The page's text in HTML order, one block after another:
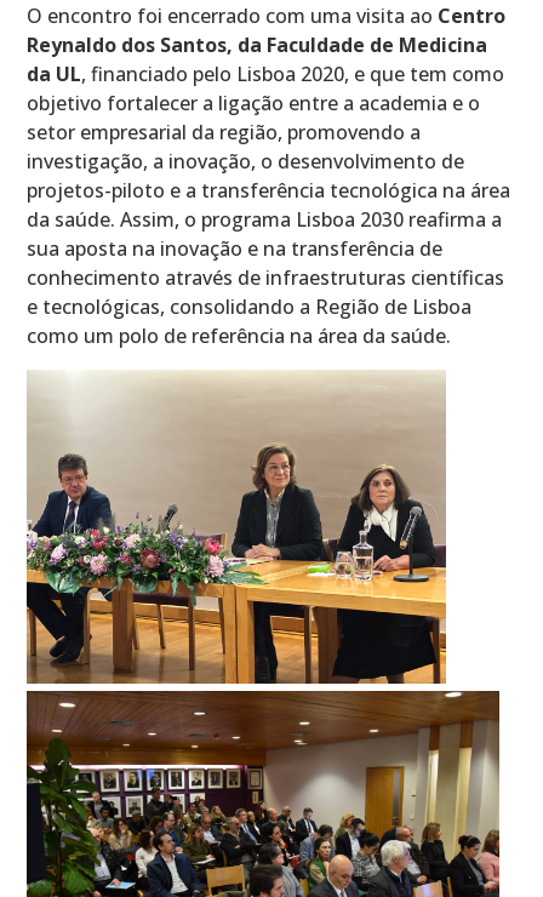
O encontro foi encerrado com uma visita ao Centro
Reynaldo dos Santos, da Faculdade de Medicina
da UL, financiado pelo Lisboa 2020, e que tem como
objetivo fortalecer a ligação entre a academia e o
setor empresarial da região, promovendo a
investigação, a inovação, o desenvolvimento de
projetos-piloto e a transferência tecnológica na área
da saúde. Assim, o programa Lisboa 2030 reafirma a
sua aposta na inovação e na transferência de
conhecimento através de infraestruturas científicas
e tecnológicas, consolidando a Região de Lisboa
como um polo de referência na área da saúde.